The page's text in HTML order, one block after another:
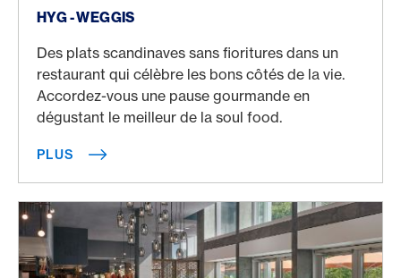
HYG - WEGGIS
Des plats scandinaves sans fioritures dans un
restaurant qui célèbre les bons côtés de la vie.
Accordez-vous une pause gourmande en
dégustant le meilleur de la soul food.
PLUS